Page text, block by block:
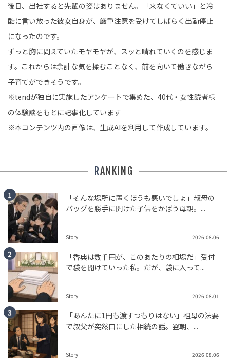
後日、出社すると先輩の姿はありません。「来なくていい」と冷
酷に言い放った彼女自身が、厳重注意を受けてしばらく出勤停止
になったのです。
ずっと胸に閊えていたモヤモヤが、スッと晴れていくのを感じま
す。これからは余計な気を揉むことなく、前を向いて働きながら
子育てができそうです。
※tendが独自に実施したアンケートで集めた、40代・女性読者様
の体験談をもとに記事化しています
※本コンテンツ内の画像は、生成AIを利用して作成しています。
RANKING
「そんな場所に置くほうも悪いでしょ」叔母の
バッグを勝手に開けた子供をかばう母親。...
Story 2026.08.06
「香典は数千円が、このあたりの相場だ」受付
で袋を開けていった私。だが、袋に入って...
Story 2026.08.01
「あんたに1円も渡すつもりはない」祖母の法要
で叔父が突然口にした相続の話。翌朝、...
Story 2026.08.06